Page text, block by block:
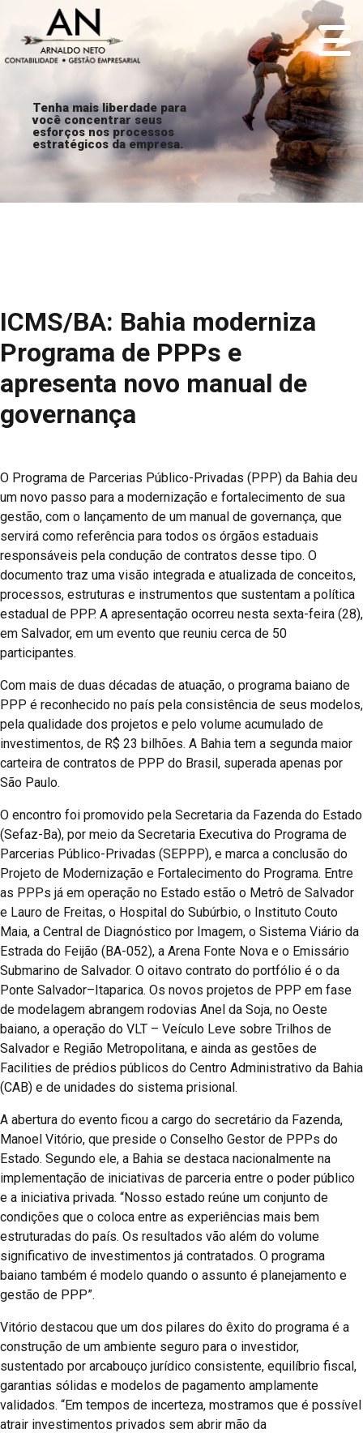
Tenha mais liberdade para
você concentrar seus
esforços nos processos
estratégicos da empresa.
ICMS/BA: Bahia moderniza
Programa de PPPs e
apresenta novo manual de
governança
O Programa de Parcerias Público-Privadas (PPP) da Bahia deu
um novo passo para a modernização e fortalecimento de sua
gestão, com o lançamento de um manual de governança, que
servirá como referência para todos os órgãos estaduais
responsáveis pela condução de contratos desse tipo. O
documento traz uma visão integrada e atualizada de conceitos,
processos, estruturas e instrumentos que sustentam a política
estadual de PPP. A apresentação ocorreu nesta sexta-feira (28),
em Salvador, em um evento que reuniu cerca de 50
participantes.
Com mais de duas décadas de atuação, o programa baiano de
PPP é reconhecido no país pela consistência de seus modelos,
pela qualidade dos projetos e pelo volume acumulado de
investimentos, de R$ 23 bilhões. A Bahia tem a segunda maior
carteira de contratos de PPP do Brasil, superada apenas por
São Paulo.
O encontro foi promovido pela Secretaria da Fazenda do Estado
(Sefaz-Ba), por meio da Secretaria Executiva do Programa de
Parcerias Público-Privadas (SEPPP), e marca a conclusão do
Projeto de Modernização e Fortalecimento do Programa. Entre
as PPPs já em operação no Estado estão o Metrô de Salvador
e Lauro de Freitas, o Hospital do Subúrbio, o Instituto Couto
Maia, a Central de Diagnóstico por Imagem, o Sistema Viário da
Estrada do Feijão (BA-052), a Arena Fonte Nova e o Emissário
Submarino de Salvador. O oitavo contrato do portfólio é o da
Ponte Salvador–Itaparica. Os novos projetos de PPP em fase
de modelagem abrangem rodovias Anel da Soja, no Oeste
baiano, a operação do VLT – Veículo Leve sobre Trilhos de
Salvador e Região Metropolitana, e ainda as gestões de
Facilities de prédios públicos do Centro Administrativo da Bahia
(CAB) e de unidades do sistema prisional.
A abertura do evento ficou a cargo do secretário da Fazenda,
Manoel Vitório, que preside o Conselho Gestor de PPPs do
Estado. Segundo ele, a Bahia se destaca nacionalmente na
implementação de iniciativas de parceria entre o poder público
e a iniciativa privada. “Nosso estado reúne um conjunto de
condições que o coloca entre as experiências mais bem
estruturadas do país. Os resultados vão além do volume
significativo de investimentos já contratados. O programa
baiano também é modelo quando o assunto é planejamento e
gestão de PPP”.
Vitório destacou que um dos pilares do êxito do programa é a
construção de um ambiente seguro para o investidor,
sustentado por arcabouço jurídico consistente, equilíbrio fiscal,
garantias sólidas e modelos de pagamento amplamente
validados. “Em tempos de incerteza, mostramos que é possível
atrair investimentos privados sem abrir mão da